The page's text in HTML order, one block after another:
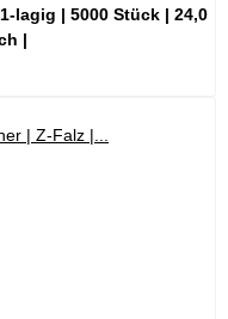
lagig | 5000 Stück | 24,0
|